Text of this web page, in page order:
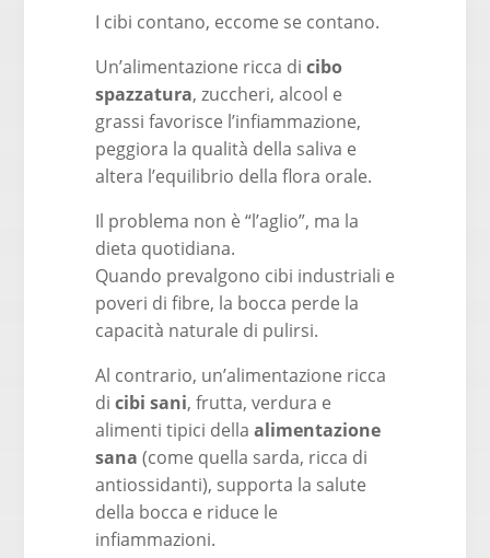
I cibi contano, eccome se contano.
Un’alimentazione ricca di cibo
spazzatura, zuccheri, alcool e
grassi favorisce l’infiammazione,
peggiora la qualità della saliva e
altera l’equilibrio della flora orale.
Il problema non è “l’aglio”, ma la
dieta quotidiana.
Quando prevalgono cibi industriali e
poveri di fibre, la bocca perde la
capacità naturale di pulirsi.
Al contrario, un’alimentazione ricca
di cibi sani, frutta, verdura e
alimenti tipici della alimentazione
sana (come quella sarda, ricca di
antiossidanti), supporta la salute
della bocca e riduce le
infiammazioni.